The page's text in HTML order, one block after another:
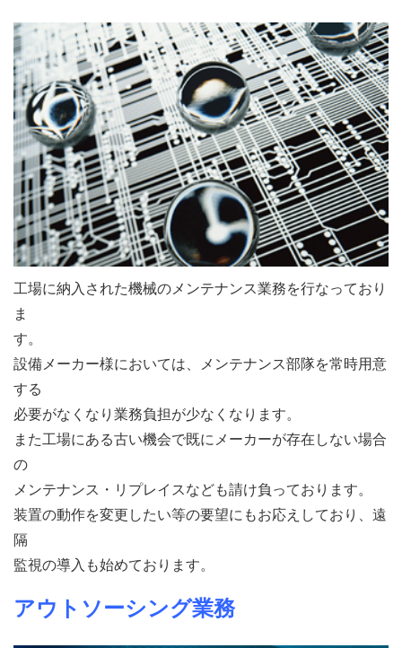
工場に納入された機械のメンテナンス業務を行なっており
ま
す。
設備メーカー様においては、メンテナンス部隊を常時用意
する
必要がなくなり業務負担が少なくなります。
また工場にある古い機会で既にメーカーが存在しない場合
の
メンテナンス・リプレイスなども請け負っております。
装置の動作を変更したい等の要望にもお応えしており、遠
隔
監視の導入も始めております。
アウトソーシング業務